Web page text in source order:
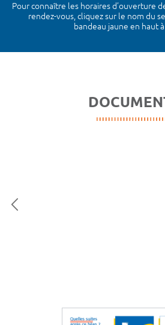
Pour connaître les horaires d’ouverture
rendez-vous, cliquez sur le nom du
bandeau jaune en haut